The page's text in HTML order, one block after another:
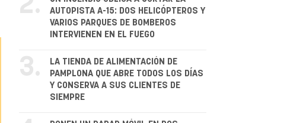
AUTOPISTA A-15: DOS HELICÓPTEROS Y
VARIOS PARQUES DE BOMBEROS
INTERVIENEN EN EL FUEGO
3.
LA TIENDA DE ALIMENTACIÓN DE
PAMPLONA QUE ABRE TODOS LOS DÍAS
Y CONSERVA A SUS CLIENTES DE
SIEMPRE